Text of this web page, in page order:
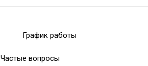
График работы
Частые вопросы